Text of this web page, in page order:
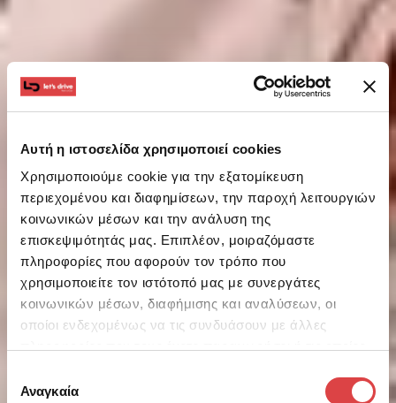
Αυτή η ιστοσελίδα χρησιμοποιεί cookies
Χρησιμοποιούμε cookie για την εξατομίκευση
περιεχομένου και διαφημίσεων, την παροχή λειτουργιών
κοινωνικών μέσων και την ανάλυση της
επισκεψιμότητάς μας. Επιπλέον, μοιραζόμαστε
πληροφορίες που αφορούν τον τρόπο που
χρησιμοποιείτε τον ιστότοπό μας με συνεργάτες
κοινωνικών μέσων, διαφήμισης και αναλύσεων, οι
οποίοι ενδεχομένως να τις συνδυάσουν με άλλες
των υπηρεσιών τους.
συγκατάθεσης
Αναγκαία